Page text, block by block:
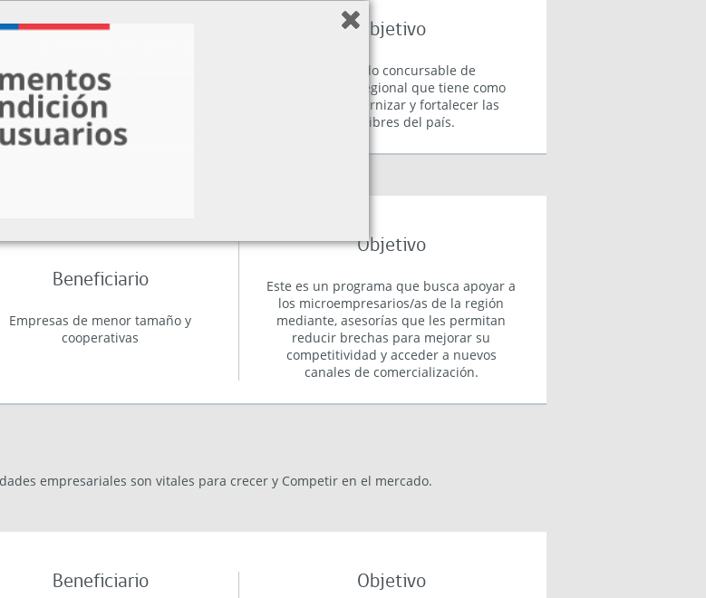
Sindicatos, Asociaciones u otras
organizaciones de feriantes
Objetivo
Es un fondo concursable de
convocatoria regional que tiene como
objetivo modernizar y fortalecer las
ferias libres del país.
Beneficiario
Empresas de menor tamaño y
cooperativas
Objetivo
Este es un programa que busca apoyar a
los microempresarios/as de la región
mediante, asesorías que les permitan
reducir brechas para mejorar su
competitividad y acceder a nuevos
canales de comercialización.
empresariales son vitales para crecer y Competir en el mercado.
Beneficiario Objetivo